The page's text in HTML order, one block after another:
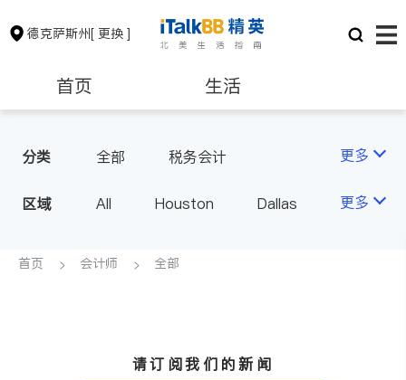
德克萨斯州[ 更换 ]
首页 生活
保险理财 房地产租售
银行贷款
非盈利组织
分类 全部 税务会计 更多
区域 All Houston
Dallas
TX - Other Cities
更多
首页 会计师 全部
请订阅我们的新闻